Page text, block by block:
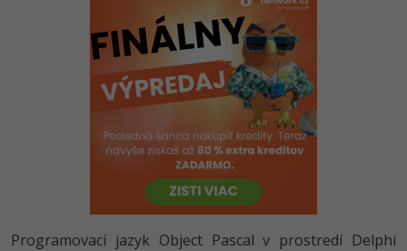
Ako začať?
-80%
C# .NET -80%
Python -80%
JavaScript -80%
PHP
Programovací jazyk Object Pascal v prostredí Delphi